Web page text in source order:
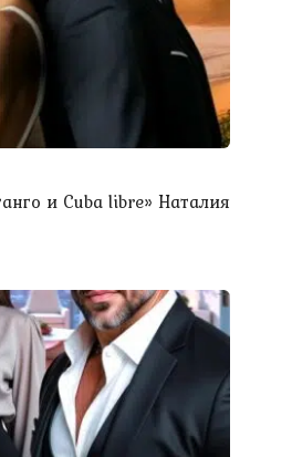
и Сuba libre» Наталия